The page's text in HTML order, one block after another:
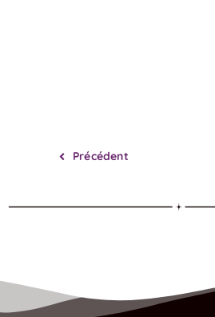
Précédent